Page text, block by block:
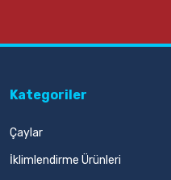
Kategoriler
Çaylar
İklimlendirme Ürünleri